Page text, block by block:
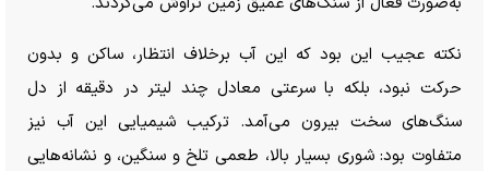
نکته عجیب این بود که این آب برخلاف انتظار، ساکن و بدون
حرکت نبود، بلکه با سرعتی معادل چند لیتر در دقیقه از دل
سنگ‌های سخت بیرون می‌آمد. ترکیب شیمیایی این آب نیز
متفاوت بود: شوری بسیار بالا، طعمی تلخ و سنگین، و نشانه‌هایی